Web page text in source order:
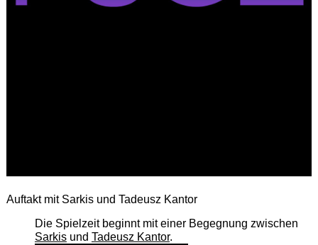
Auftakt mit Sarkis und Tadeusz Kantor
Die Spielzeit beginnt mit einer Begegnung zwischen
Sarkisund Tadeusz Kantor.